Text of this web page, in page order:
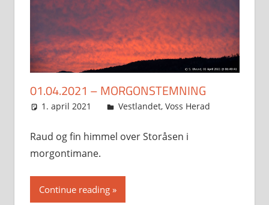
01.04.2021 – MORGONSTEMNING
1. april 2021 Svein
Vestlandet, Voss Herad
Raud og fin himmel over Storåsen i
morgontimane.
Continue reading